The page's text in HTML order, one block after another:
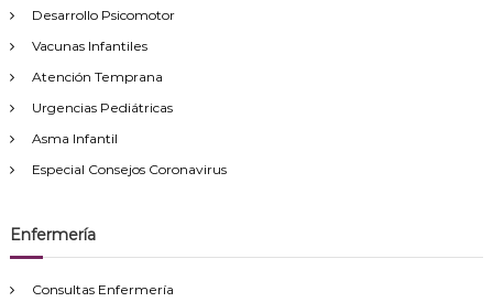
Desarrollo Psicomotor
Vacunas Infantiles
Atención Temprana
Urgencias Pediátricas
Asma Infantil
Especial Consejos Coronavirus
Enfermería
Consultas Enfermería